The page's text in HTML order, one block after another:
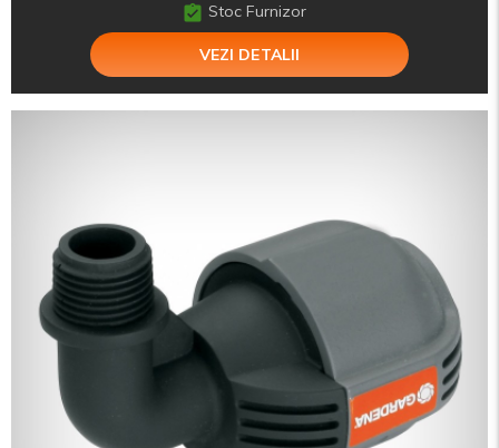
Stoc Furnizor
VEZI DETALII